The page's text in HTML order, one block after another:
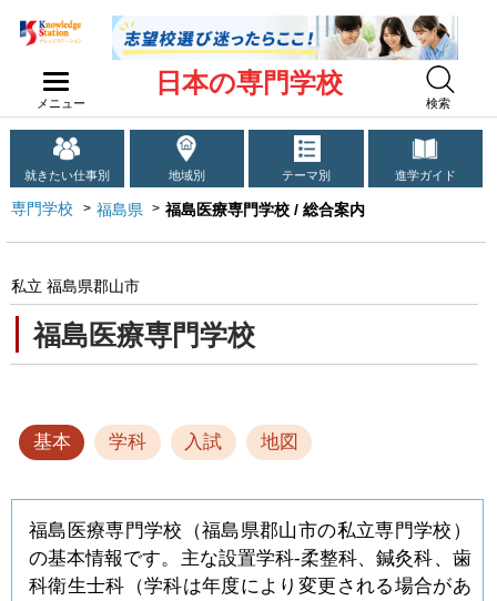
メニュー
日本の専門学校
検索
就きたい仕事別 地域別 テーマ別 進学ガイド
専門学校 福島県 福島医療専門学校 / 総合案内
福島医療専門学校
私立 福島県郡山市
基本 学科 入試 地図
福島医療専門学校（福島県郡山市の私立専門学校）
の基本情報です。主な設置学科-柔整科、鍼灸科、歯
科衛生士科（学科は年度により変更される場合があ